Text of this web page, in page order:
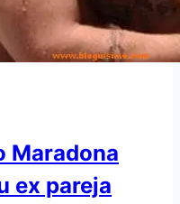
Maradona
ex pareja